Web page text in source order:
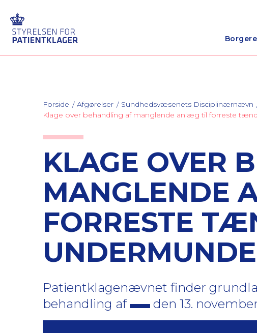
Borgere
Forside Afgørelser
Sundhedsvæsenets Disciplinærnævn
Klage over behandling af manglende anlæg til forreste
KLAGE OVER
MANGLENDE
FORRESTE
Patientklagenævnet finder
behandling af
den 13.